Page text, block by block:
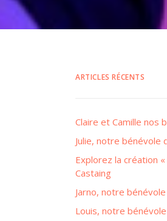
ARTICLES RÉCENTS
Claire et Camille nos
Julie, notre bénévole
Explorez la création
Castaing
Jarno, notre bénévole
Louis, notre